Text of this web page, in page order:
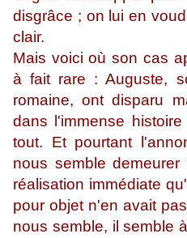
disgrâce ; on lui en
clair.
Mais voici où son cas
à fait rare : Auguste,
romaine, ont disparu
dans l'immense
tout. Et pourtant
nous semble
réalisation immédiate
pour objet n'en avait
nous semble, il semble